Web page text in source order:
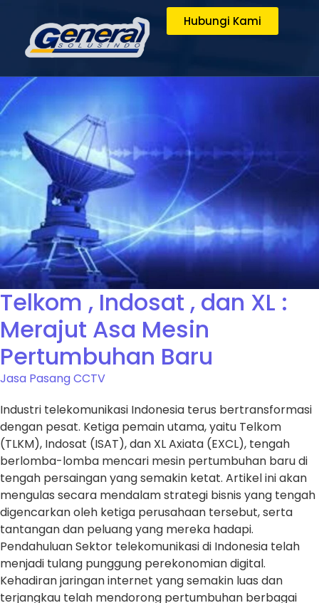
Hubungi Kami
Telkom , Indosat , dan XL :
Merajut Asa Mesin
Pertumbuhan Baru
Jasa Pasang CCTV
Industri telekomunikasi Indonesia terus bertransformasi
dengan pesat. Ketiga pemain utama, yaitu Telkom
(TLKM), Indosat (ISAT), dan XL Axiata (EXCL), tengah
berlomba-lomba mencari mesin pertumbuhan baru di
tengah persaingan yang semakin ketat. Artikel ini akan
mengulas secara mendalam strategi bisnis yang tengah
digencarkan oleh ketiga perusahaan tersebut, serta
tantangan dan peluang yang mereka hadapi.
Pendahuluan Sektor telekomunikasi di Indonesia telah
menjadi tulang punggung perekonomian digital.
Kehadiran jaringan internet yang semakin luas dan
terjangkau telah mendorong pertumbuhan berbagai